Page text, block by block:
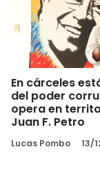
En cárceles
del poder
opera en
Juan F. Petro
Lucas Pombo 13/